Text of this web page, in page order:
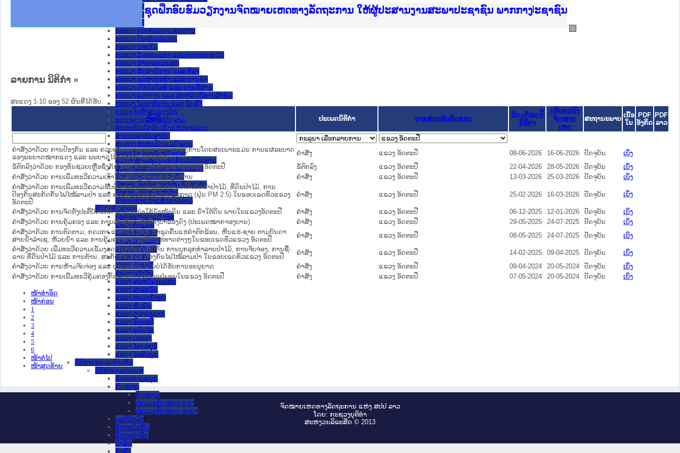
ກະຊວງ ການຕ່າງປະເທດ
ກະຊວງ ການເງິນ
ກະຊວງ ຍຸຕິທໍາ
ກະຊວງ ປ້ອງກັນຄວາມສະຫງົບ
ກະຊວງ ປ້ອງກັນປະເທດ
ກະຊວງ ພາຍໃນ
ກະຊວງ ວັດທະນະທຳ ແລະ ການທ່ອງທ່ຽວ
ກະຊວງ ສາທາລະນະສຸກ
ກະຊວງ ສຶກສາທິການ ແລະ ກິລາ
ກະຊວງ ອຸດສາຫະກຳ ແລະ ການຄ້າ
ກະຊວງ ເຕັກໂນໂລຊີ ແລະ ການສື່ສານ
ກະຊວງ ແຮງງານ ແລະ ສະຫວັດດີການສັງຄົມ
ກະຊວງ ໂຍທາທິການ ແລະ ຂົນສົ່ງ
ຄະນະຈັດຕັ້ງສູນກາງພັກ
ທະນາຄານແຫ່ງ ສປປ ລາວ
ສະຫະພັນນັກຮົບເກົ່າແຫ່ງຊາດລາວ
ສານປະຊາຊົນສູງສຸດ
ສູນກາງ ສະຫະພັນແມ່ຍິງລາວ
ສູນກາງ ແນວລາວສ້າງຊາດ
ສູນກາງຊາວໜຸ່ມປະຊາຊົນປະຕິວັດລາວ
ສູນກາງສະຫະພັນກຳມະບານລາວ
ອົງການ ກວດສອບແຫ່ງລັດ
ອົງການ ໄອຍະການປະຊາຊົນສູງສຸດ
ອົງການກວດກາແຫ່ງລັດ
ອົງການກາແດງແຫ່ງຊາດລາວ
ນິຕິກໍາຂັ້ນແຂວງ
ນະ​ຄອນ​ຫລວງວຽງຈັນ
ແຂວງ ຄໍາມ່ວນ
ແຂວງ ຈໍາປາສັກ
ແຂວງ ຊຽງຂວາງ
ແຂວງ ບໍລິຄໍາໄຊ
ແຂວງ ບໍ່ແກ້ວ
ແຂວງ ຜົ້ງສາລີ
ແຂວງ ວຽງຈັນ
ແຂວງ ສະຫວັນນະເຂດ
ແຂວງ ສາລະວັນ
ແຂວງ ຫລວງນໍ້າທາ
ແຂວງ ຫົວພັນ
ແຂວງ ຫຼວງພະບາງ
ແຂວງ ອັດຕະປື
ແຂວງ ອຸດົມໄຊ
ແຂວງ ເຊກອງ
ແຂວງ ໄຊຍະບູລີ
ແຂວງ ໄຊສົມບູນ
ນິຕິກໍາປະກອບຄໍາເຫັນ
ນິຕິກໍາຕາມປະເພດ
ລັດຖະທໍາມະນູນ
ກົດໝາຍ
ກົດໝາຍ
ປະມວນກົດໝາຍ ແພ່ງ
ປະມວນກົດໝາຍ ອາຍາ
ມະຕິຕົກລົງ
ລັດຖະບັນຍັດ
ລັດຖະດໍາລັດ
ດໍາລັດ
ຄໍາສັ່ງ
Ministry of Justice Lao PDR
ເຜີຍແຜ່ວັບໄຊຈົດໝາຍເຫດທາງລັດຖະການ ແລະ ແອັບກົດໝາຍລາວ ທີ່ ສະຖາບັນຍຸຕິທຳແຫ່ງຊາດ
ກະຊວງຍຸຕິທຳ
ຊຸດຝຶກອົບຮົມວຽກງານຈົດໝາຍເຫດທາງລັດຖະການ ໃຫ້ຜູ້ປະສານງານສະພາປະຊາຊົນ ພາກເໜືອ
ກອງປະຊຸມທົບທວນຄືນການຈັດຕັ້ງປະຕິບັດວຽກງານຈົດໝາຍເຫດທາງລັດຖະການ
ຝຶກອົບຮົມ ຜູ່ປະສານງານວຽກງານຈົດໝາຍເຫດທາງລັດຖະການ ສຳລັບ ພາກກາງ
ຝຶກອົບຮົມ ຜູ່ປະສານງານວຽກງານຈົດໝາຍເຫດທາງລັດຖະການ ສຳລັບ ພາກໃຕ້
ເຜີຍແຜ່ແອັບກົດໝາຍລາວ ແລະ ເວັບໄຊຈົດໝາຍເຫດທາງລັດຖະການ ທີ່ ວິທະຍາຄານຕຳຫຼວດປະຊາຊົນ
ເຜີຍແຜ່ແອັບກົດໝາຍລາວ ແລະ ເວັບໄຊຈົດໝາຍເຫດທາງລັດຖະການ ທີ່ ວິທະຍາຄານສັນຕິບານປະຊາຊົນ
ຍົກລະດັບວຽກງານຈົດໝາຍເຫດທາງລັດຖະການໃຫ້ຜູ້ປະສານງານຂັ້ນແຂວງພາກເໜືອ
ຊຸດຝຶກອົບຮົມວຽກງານຈົດໝາຍເຫດທາງລັດຖະການ ໃຫ້ຜູ້ປະສານງານສະພາປະຊາຊົນ ພາກກາງ
ລາຍການ ນິຕິກໍາ »
ສະແດງ 1-10 ຂອງ 52 ຜົນທີ່ໄດ້ຮັບ.
ຫົວຂໍ້ ປະເພດນິຕິກຳ ພາກສ່ວນຮັບຜິດຊອບ
ວັນ-ເດືອນ-ປີ
ນິຕິກໍາ
ເຜີຍແຜ່ລົງ
ຈົດໝາຍ
ເຫດ
ສະຖານະພາບ ເນື້ອ
ໃນ
PDF
ອັງກິດ
PDF
ລາວ
ຄຳສັ່ງວ່າດ້ວຍ ການປ້ອງກັນ ແລະ ຄວບຄຸມພະຍາດລະບາດຕາມລະດູການໂດຍສະເພາະແມ່ນ ການແຜ່ລະບາດ
ຂອງພະຍາດໝາກແດງ ແລະ ພະຍາດໄຂ້ຍຸງລາຍ ໃນປະຈຸບັນ
ຄໍາສັ່ງ ແຂວງ ອັດຕະປື 08-06-2026 16-06-2026 ປັດຈຸບັນ
ເບິ່ງ
ຂໍ້ຕົກລົງວ່າດ້ວຍ ກອງທຶນຊ່ວຍເຫຼືອຊຶ່ງກັນ ແລະ ກັນ ຂອງກຳມະບານແຂວງ ອັດຕະປື
ຂໍ້ຕົກລົງ ແຂວງ ອັດຕະປື 22-04-2026 28-05-2026 ປັດຈຸບັນ
ເບິ່ງ
ຄຳສັ່ງວ່າດ້ວຍ ການເພີ່ມທະວີຄວາມເອົາໃຈໃສ່ຕໍ່ວຽກງານທະບຽນສານ
ຄໍາສັ່ງ ແຂວງ ອັດຕະປື 13-03-2026 25-03-2026 ປັດຈຸບັນ
ເບິ່ງ
ຄໍາສັ່ງວ່າດ້ວຍ ການເພີ່ມທະວີຄວາມຮັບຜິດຊອບໃນການຄຸ້ມຄອງປົກປັກຮັກສາປ່າໄມ້, ທີ່ດິນປ່າໄມ້, ການ
ປ້ອງກັນສະກັດກັ້ນໄຟໄໝ້ລາມປ່າ ແລະ ຄວບຄຸມມົົນລະພິດທາງອາກາດ (ຝຸ່ນ PM 2.5) ໃນຂອບເຂດທົ່ວແຂວງ
ອັດຕະປື
ຄໍາສັ່ງ ແຂວງ ອັດຕະປື 25-02-2026 16-03-2026 ປັດຈຸບັນ ເບິ່ງ
ຄຳສັ່ງວ່າດ້ວຍ ການຈັດຕັ້ງປະຕິບັດນິຕິກຳໃນການນຳໃຊ້ນ້ຳໜ້າດິນ ແລະ ນ້ຳໃຕ້ດິນ ພາຍໃນແຂວງອັດຕະປື ຄໍາສັ່ງ ແຂວງ ອັດຕະປື 06-12-2025 12-01-2026 ປັດຈຸບັນ
ເບິ່ງ
ຄຳສັ່ງວ່າດ້ວຍ ການຄຸ້ມຄອງ ແລະ ການເກັບກູ້ນຳໃຊ້ເຄື່ອງປ່າຂອງດົງ (ປະເພດໝາກຈອງບານ)
ຄໍາສັ່ງ ແຂວງ ອັດຕະປື 29-05-2025 24-07-2025 ປັດຈຸບັນ
ເບິ່ງ
ຄຳສັ່ງວ່າດ້ວຍ ການຕິດຕາມ, ກດວກາ ແລະ ແກ້ໄຂບັນຫາຂຸດຄົ້ນແຮ່ຄຳຕົກຂ້ອນ, ຫີນແຮ່-ຊາຍ ຕາມບັນດາ
ສາຍນ້ຳລຳເຊ, ຫ້ວຍນ້ຳ ແລະ ການຄຸ້ມຄອງການຂຸດຄົ້ນແຮ່ທາດຕ່າງໆໃນຂອບເຂດທົ່ວແຂວງ ອັດຕະປື
ຄໍາສັ່ງ ແຂວງ ອັດຕະປື 08-05-2025 24-07-2025 ປັດຈຸບັນ
ເບິ່ງ
ຄຳສັ່ງວ່າດ້ວຍ ເພີ່ມທະວີຄວາມເຂັ້ມງວດ ໃນການສະກັດກັ້ນ ການບຸກລຸກທຳລາຍປ່າໄມ້, ການຈັບຈ່ອງ, ການຊື້-
ຂາຍ ທີ່ດີນປ່າໄມ້ ແລະ ການຕ້ານ, ສະກັດກັ້ນ ແລະ ປ້ອງກັນໄຟໄໝ້ລາມປ່າ ໃນຂອບເຂດທົ່ວແຂວງ ອັດຕະປື
ຄໍາສັ່ງ ແຂວງ ອັດຕະປື 14-02-2025 09-04-2025 ປັດຈຸບັນ
ເບິ່ງ
ຄຳສັ່ງວ່າດ້ວຍ ການຫ້າມຈັບຈ່ອງ ແລະ ບຸກລຸກທີ່ດິນໂດຍບໍ່ໄດ້ຮັບການອະນຸຍາດ
ຄໍາສັ່ງ ແຂວງ ອັດຕະປື 09-04-2024 20-05-2024 ປັດຈຸບັນ
ເບິ່ງ
ຄຳສັ່ງວ່າດ້ວຍ ການເພີ້ມທະວີຄຸ້ມຄອງກິດຈະການແຮ່ທາດຢູ່ພາຍໃນແຂວງ ອັດຕະປື
ຄໍາສັ່ງ ແຂວງ ອັດຕະປື 07-05-2024 20-05-2024 ປັດຈຸບັນ ເບິ່ງ
ໜ້າທໍາອິດ
ໜ້າກ່ອນ
1
2
3
4
5
6
ໜ້າຕໍ່ໄປ
ໜ້າສຸດທ້າຍ
ຈົດ​ໝາຍ​ເຫດ​ທາງ​ລັດ​ຖະ​ການ ແຫ່ງ ສ​ປ​ປ ລາວ
ໂດຍ: ກະ​ຊວງຍຸ​ຕິ​ທຳ
ສະ​ຫງວນ​ລິ​ຂະ​ສິດ © 2013